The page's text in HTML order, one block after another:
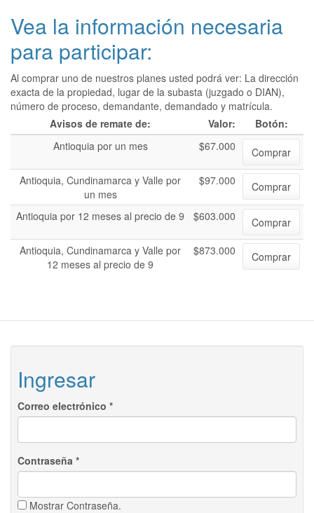
Vea la información necesaria
para participar:
Al comprar uno de nuestros planes usted podrá ver: La dirección
exacta de la propiedad, lugar de la subasta (juzgado o DIAN),
número de proceso, demandante, demandado y matrícula.
Avisos de remate de:
Valor:
Botón:
Antioquia por un mes
$67.000
Comprar
Antioquia, Cundinamarca y Valle por
un mes
$97.000 Comprar
Antioquia por 12 meses al precio de 9 $603.000
Comprar
Antioquia, Cundinamarca y Valle por
12 meses al precio de 9
$873.000 Comprar
Ingresar
Correo electrónico *
Contraseña *
Mostrar Contraseña.